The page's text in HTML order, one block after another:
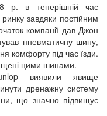
р. в теперішній час
завдяки постійним
компанії дав Джон
пневматичну шину,
комфорту під час їзди.
цими шинами.
виявили явище
дренажну систему
що значно підвищує